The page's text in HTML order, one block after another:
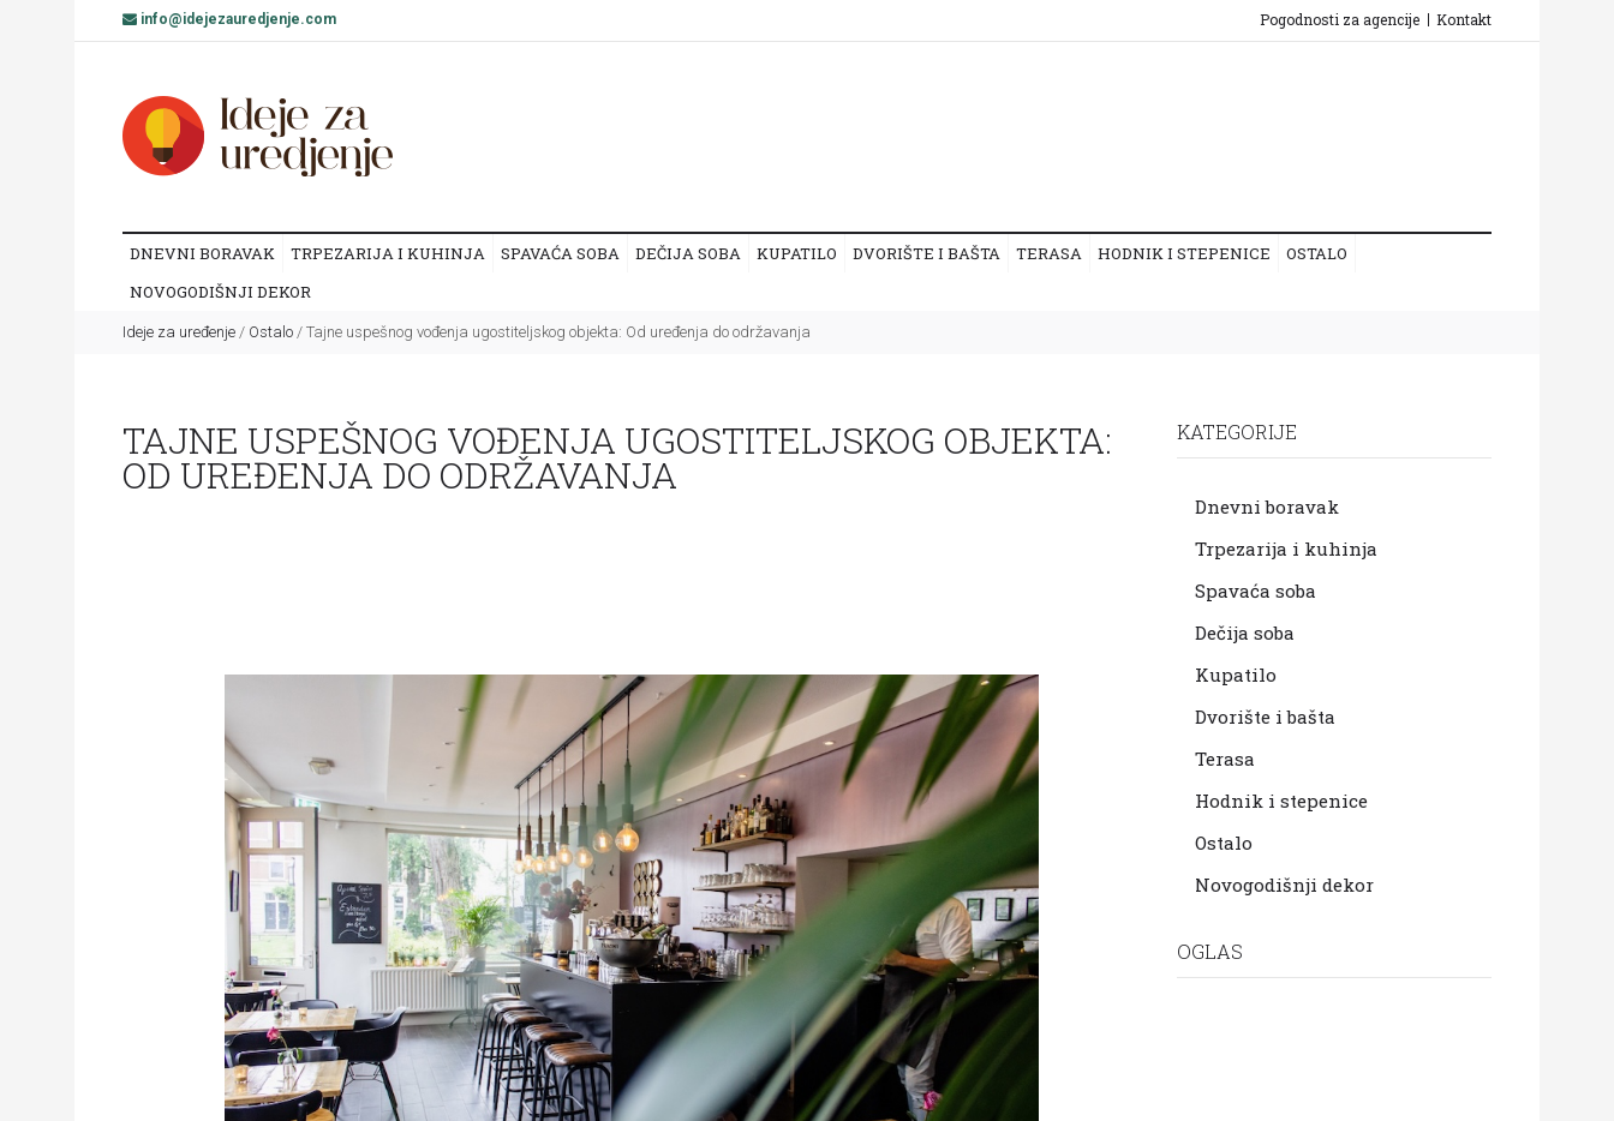
info@idejezauredjenje.com Pogodnosti za agencije Kontakt
DNEVNI BORAVAK TRPEZARIJA I KUHINJA SPAVAĆA SOBA DEČIJA SOBA KUPATILO DVORIŠTE I BAŠTA TERASA HODNIK I STEPENICE
OSTALO
NOVOGODIŠNJI DEKOR
Ideje za uređenje / Ostalo / Tajne uspešnog vođenja ugostiteljskog objekta: Od uređenja do održavanja
TAJNE USPEŠNOG VOĐENJA UGOSTITELJSKOG OBJEKTA:
OD UREĐENJA DO ODRŽAVANJA
KATEGORIJE
Dnevni boravak
Trpezarija i kuhinja
Spavaća soba
Dečija soba
Kupatilo
Dvorište i bašta
Terasa
Hodnik i stepenice
Ostalo
Novogodišnji dekor
OGLAS